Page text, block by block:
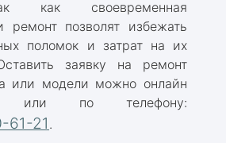
как своевременная
ремонт позволят избежать
поломок и затрат на их
заявку на ремонт
или модели можно онлайн
или по телефону:
61-21.